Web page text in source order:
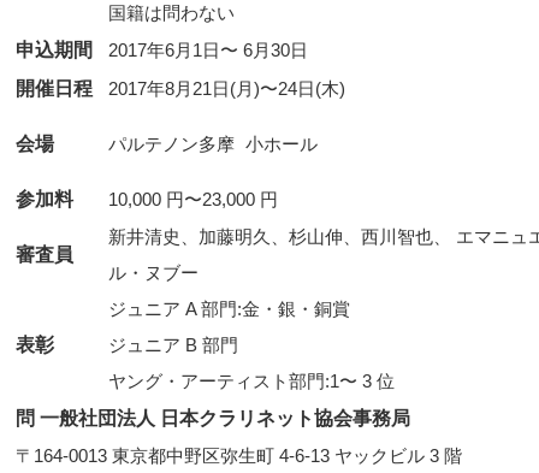
国籍は問わない
申込期間
2017年6月1日〜 6月30日
開催日程
2017年8月21日(月)〜24日(木)
会場
参加料 10,000 円〜23,000 円
審査員
新井清史、加藤明久、杉山伸、西川智也、 エマニュ
ル・ヌブー
表彰
ジュニア A 部門:金・銀・銅賞
ジュニア B 部門
ヤング・アーティスト部門:1〜 3 位
問 一般社団法人 日本クラリネット協会事務局
〒164-0013 東京都中野区弥生町 4-6-13 ヤックビル 3 階